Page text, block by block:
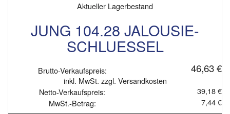
Aktueller Lagerbestand
JUNG 104.28 JALOUSIE-
SCHLUESSEL
Brutto-Verkaufspreis: 46,63 €
inkl. MwSt. zzgl. Versandkosten
Netto-Verkaufspreis:
39,18 €
MwSt.-Betrag:
7,44 €